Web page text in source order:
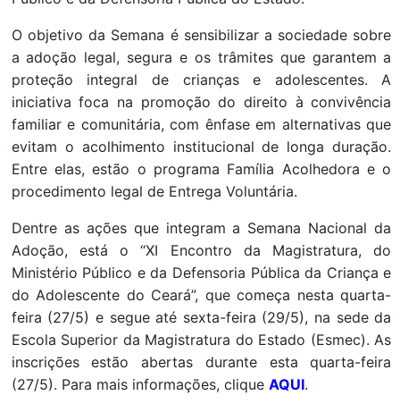
O objetivo da Semana é sensibilizar a sociedade sobre
a adoção legal, segura e os trâmites que garantem a
proteção integral de crianças e adolescentes. A
iniciativa foca na promoção do direito à convivência
familiar e comunitária, com ênfase em alternativas que
evitam o acolhimento institucional de longa duração.
Entre elas, estão o programa Família Acolhedora e o
procedimento legal de Entrega Voluntária.
Dentre as ações que integram a Semana Nacional da
Adoção, está o “XI Encontro da Magistratura, do
Ministério Público e da Defensoria Pública da Criança e
do Adolescente do Ceará”, que começa nesta quarta-
feira (27/5) e segue até sexta-feira (29/5), na sede da
Escola Superior da Magistratura do Estado (Esmec). As
inscrições estão abertas durante esta quarta-feira
(27/5). Para mais informações, clique AQUI.